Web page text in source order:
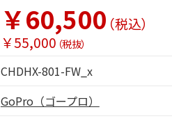
￥60,500 （税込）
￥55,000 （税抜）
CHDHX-801-FW_x
GoPro（ゴープロ）